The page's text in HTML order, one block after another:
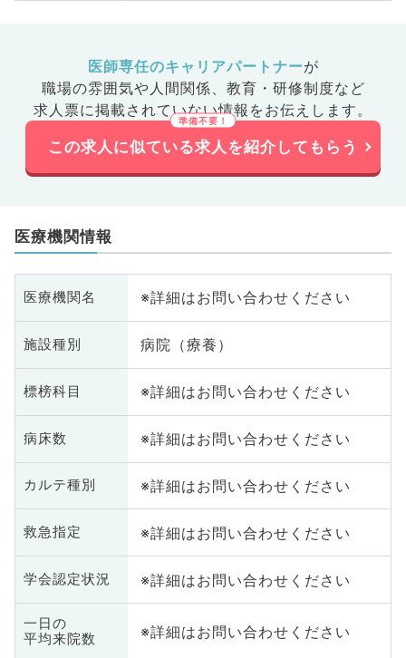
医師専任のキャリアパートナーが
職場の雰囲気や人間関係、 教育・研修制度など
求人票に掲載されていない情報をお伝えします。
この求人に似ている求人を紹介してもらう
医療機関情報
医療機関名 ※詳細はお問い合わせください
施設種別 病院（療養）
標榜科目 ※詳細はお問い合わせください
病床数 ※詳細はお問い合わせください
カルテ種別 ※詳細はお問い合わせください
救急指定 ※詳細はお問い合わせください
学会認定状況 ※詳細はお問い合わせください
一日の
平均来院数
※詳細はお問い合わせください